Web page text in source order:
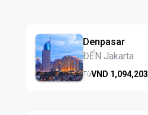
Denpasar
ĐẾN Jakarta
TừVND 1,094,203